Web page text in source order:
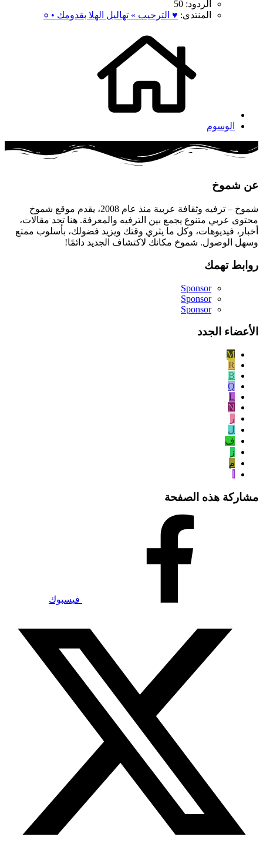
الردود: 50
المنتدى: ♥ الترحيب » تهاليل الهلا بقدومك • ०
الوسوم
عن شموخ
شموخ – ترفيه وثقافة عربية منذ عام 2008، يقدم موقع شموخ
محتوى عربي متنوع يجمع بين الترفيه والمعرفة. هنا تجد مقالات،
أخبار، فيديوهات، وكل ما يثري وقتك ويزيد فضولك، بأسلوب ممتع
وسهل الوصول. شموخ مكانك لاكتشاف الجديد دائمًا!
روابط تهمك
Sponsor
Sponsor
Sponsor
الأعضاء الجدد
M
R
B
Q
L
N
ر
ل
ف
ز
م
مشاركة هذه الصفحة
فيسبوك